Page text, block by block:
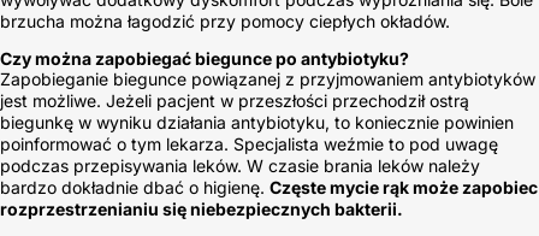
brzucha można łagodzić przy pomocy ciepłych okładów.
Czy można zapobiegać biegunce po antybiotyku?
Zapobieganie biegunce powiązanej z przyjmowaniem antybiotyków
jest możliwe. Jeżeli pacjent w przeszłości przechodził ostrą
biegunkę w wyniku działania antybiotyku, to koniecznie powinien
poinformować o tym lekarza. Specjalista weźmie to pod uwagę
podczas przepisywania leków. W czasie brania leków należy
bardzo dokładnie dbać o higienę. Częste mycie rąk może zapobiec
rozprzestrzenianiu się niebezpiecznych bakterii.